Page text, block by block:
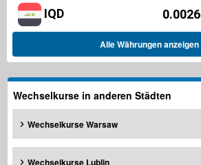
IQD 0.0026
Alle Währungen anzeigen
Wechselkurse in anderen Städten
Wechselkurse Warsaw
Wechselkurse Lublin